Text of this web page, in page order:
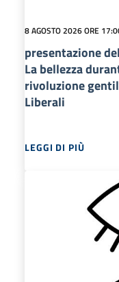
8 AGOSTO 2026 ORE
presentazione
La bellezza
rivoluzione
Liberali
LEGGI DI PIÙ